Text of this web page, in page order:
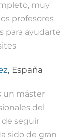
muy
profesores
para ayudarte
, España
un máster
del
seguir
sido de gran